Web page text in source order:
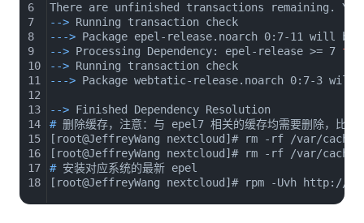
6
7
8
9
10
11
12
13
14
15
16
17
18
There are unfinished transactions remaining.
--> Running transaction check
---> Package epel-release.noarch 0:7-11 will be
--> Processing Dependency: epel-release >= 7 for
--> Running transaction check
---> Package webtatic-release.noarch 0:7-3 will
--> Finished Dependency Resolution
# 删除缓存，注意：与 epel7 相关的缓存均需要删除，比
[root@JeffreyWang nextcloud]# rm -rf /var/cache/
[root@JeffreyWang nextcloud]# rm -rf /var/
# 安装对应系统的最新 epel
[root@JeffreyWang nextcloud]# rpm -Uvh http://